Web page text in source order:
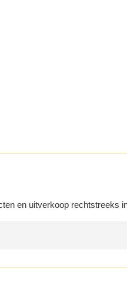
en uitverkoop rechtstreeks